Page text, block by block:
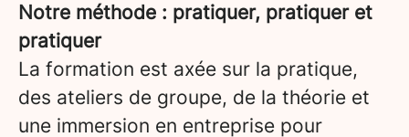
Notre méthode : pratiquer, pratiquer et
pratiquer
La formation est axée sur la pratique,
des ateliers de groupe, de la théorie et
une immersion en entreprise pour